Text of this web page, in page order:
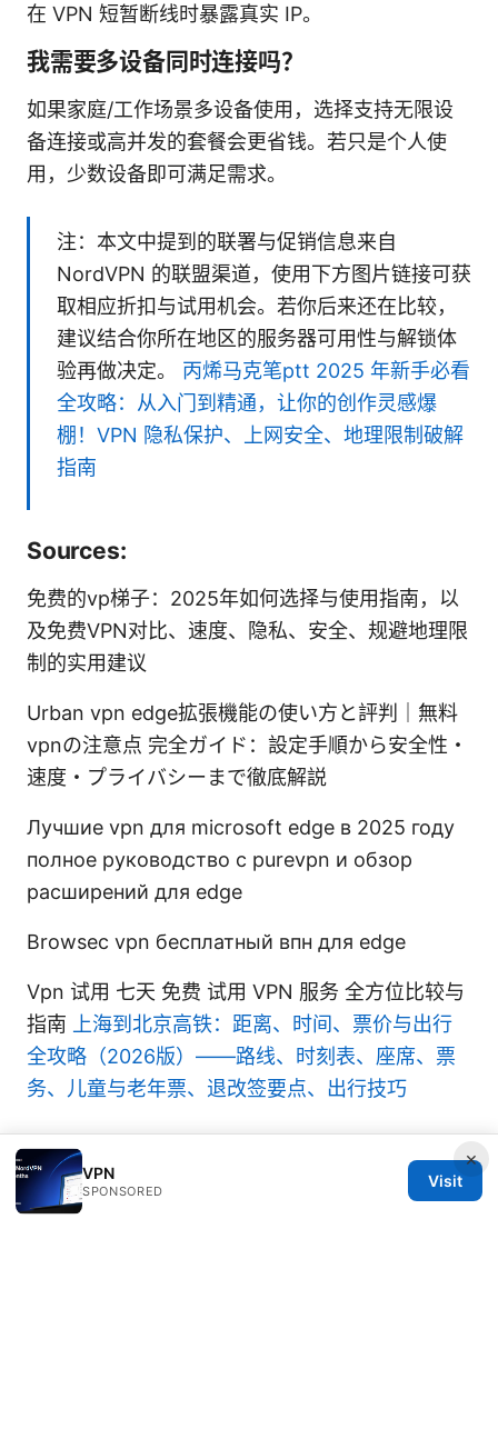
在 VPN 短暂断线时暴露真实 IP。
我需要多设备同时连接吗？
如果家庭/工作场景多设备使用，选择支持无限设
备连接或高并发的套餐会更省钱。若只是个人使
用，少数设备即可满足需求。
注：本文中提到的联署与促销信息来自
NordVPN 的联盟渠道，使用下方图片链接可获
取相应折扣与试用机会。若你后来还在比较，
建议结合你所在地区的服务器可用性与解锁体
验再做决定。 丙烯马克笔ptt 2025 年新手必看
全攻略：从入门到精通，让你的创作灵感爆
棚！VPN 隐私保护、上网安全、地理限制破解
指南
Sources:
免费的vp梯子：2025年如何选择与使用指南，以
及免费VPN对比、速度、隐私、安全、规避地理限
制的实用建议
Urban vpn edge拡張機能の使い方と評判｜無料
vpnの注意点 完全ガイド：設定手順から安全性・
速度・プライバシーまで徹底解説
Лучшие vpn для microsoft edge в 2025 году
полное руководство с purevpn и обзор
расширений для edge
Browsec vpn бесплатный впн для edge
Vpn 试用 七天 免费 试用 VPN 服务 全方位比较与
指南
上海到北京高铁：距离、时间、票价与出行
全攻略（2026版）——路线、时刻表、座席、票
务、儿童与老年票、退改签要点、出行技巧
×
VPN
SPONSORED
Visit